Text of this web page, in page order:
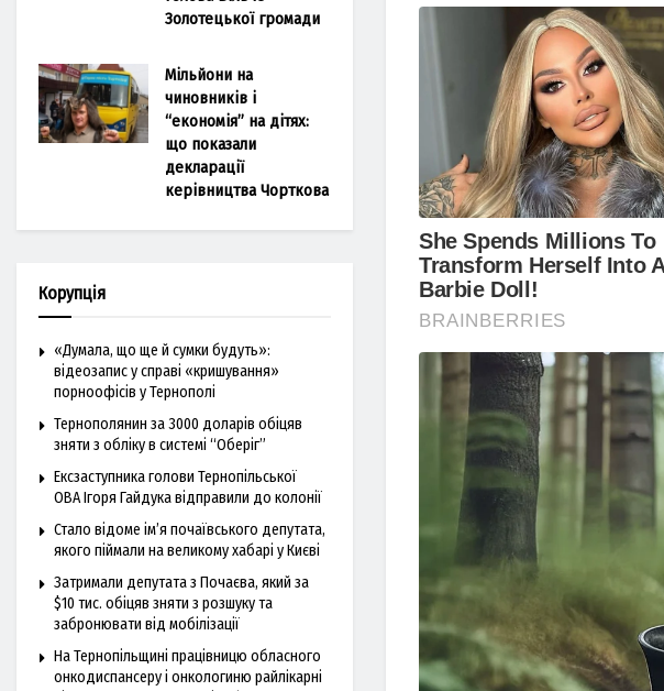
Золотецької громади
Мільйони на
чиновників і
“економія” на дітях:
що показали
декларації
керівництва Чорткова
Корупція
«Думала, що ще й сумки будуть»:
відеозапис у справі «кришування»
порноофісів у Тернополі
Тернополянин за 3000 доларів обіцяв
зняти з обліку в системі “Оберіг”
Ексзаступника голови Тернопільської
ОВА Ігоря Гайдука відправили до колонії
Стало відоме ім’я почаївського депутата,
якого піймали на великому хабарі у Києві
Затримали депутата з Почаєва, який за
$10 тис. обіцяв зняти з розшуку та
забронювати від мобілізації
На Тернопільщині працівницю обласного
онкодиспансеру і онкологиню райлікарні